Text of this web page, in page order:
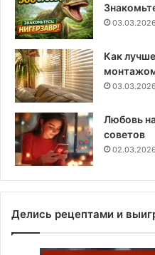
03.03.2026
Как
03.03.2026
Любовь
советов
02.03.2026
Делись рецептами и